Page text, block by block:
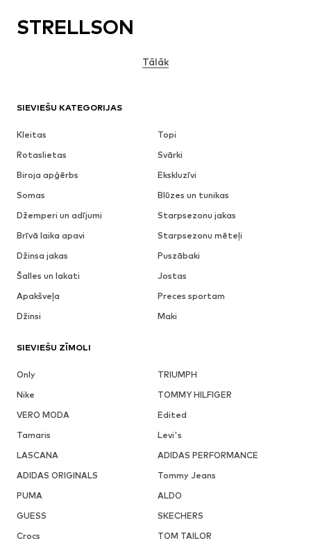
SIEVIEŠU KATEGORIJAS
Kleitas
Topi
Rotaslietas
Svārki
Biroja apģērbs
Ekskluzīvi
Somas
Blūzes un tunikas
Džemperi un adījumi
Starpsezonu jakas
Brīvā laika apavi
Starpsezonu mēteļi
Džinsa jakas
Puszābaki
Šalles un lakati
Jostas
Apakšveļa
Preces sportam
Džinsi
Maki
SIEVIEŠU ZĪMOLI
Only
TRIUMPH
Nike
TOMMY HILFIGER
VERO MODA
Edited
Tamaris
Levi's
LASCANA
ADIDAS PERFORMANCE
ADIDAS ORIGINALS
Tommy Jeans
PUMA
ALDO
GUESS
SKECHERS
Crocs
TOM TAILOR
STRELLSON
Tālāk